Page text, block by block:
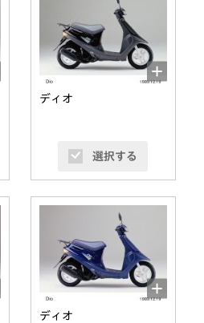
ディオ
選択する
ディオ